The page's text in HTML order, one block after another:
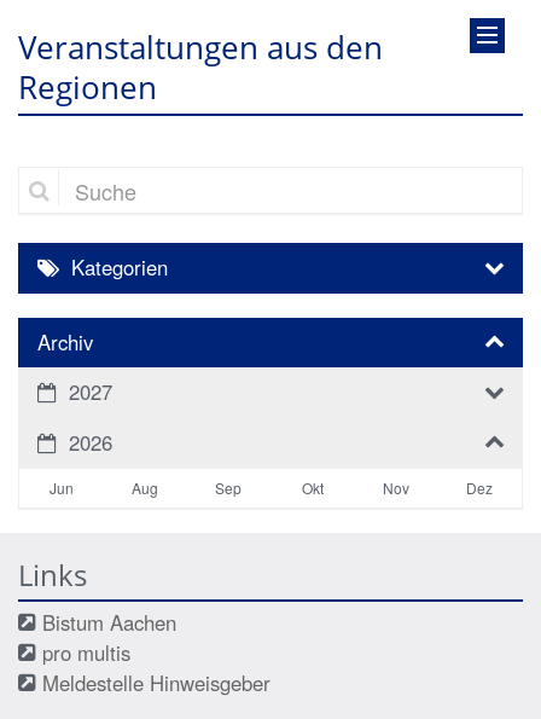
Veranstaltungen aus den
Regionen
Suche
Kategorien
Archiv
2027
2026
Jun Aug Sep Okt Nov Dez
Links
Bistum Aachen
pro multis
Meldestelle Hinweisgeber